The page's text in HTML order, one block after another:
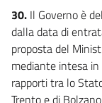
30. Il Governo è
dalla data di
proposta del
mediante intesa
rapporti tra lo
Trento e di